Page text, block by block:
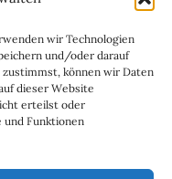
wir Technologien
und/oder darauf
zustimmst, können wir Daten
dieser Website
erteilst oder
und Funktionen
wieder